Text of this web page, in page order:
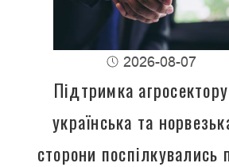
2026-08-07
Підтримка
українська та
сторони поспілкувались